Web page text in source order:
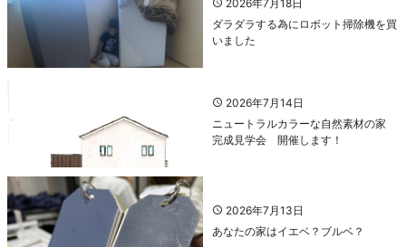
2026年7月18日
ダラダラする為にロボット掃除機を買
いました
2026年7月14日
ニュートラルカラーな自然素材の家
完成見学会 開催します！
2026年7月13日
あなたの家はイエベ？ブルベ？